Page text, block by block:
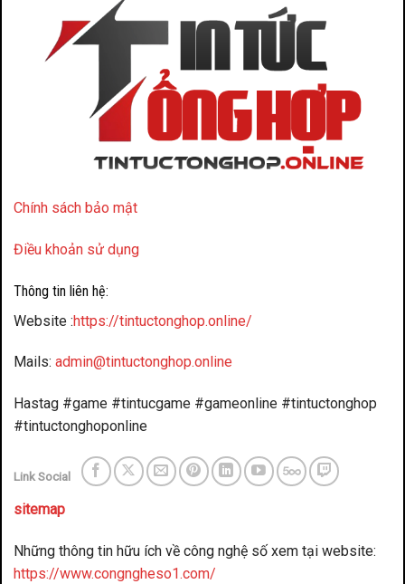
Chính sách bảo mật
Điều khoản sử dụng
Thông tin liên hệ:
Website :https://tintuctonghop.online/
Mails: admin@tintuctonghop.online
Hastag #game #tintucgame #gameonline #tintuctonghop
#tintuctonghoponline
Link Social
sitemap
Những thông tin hữu ích về công nghệ số xem tại website:
https://www.congngheso1.com/